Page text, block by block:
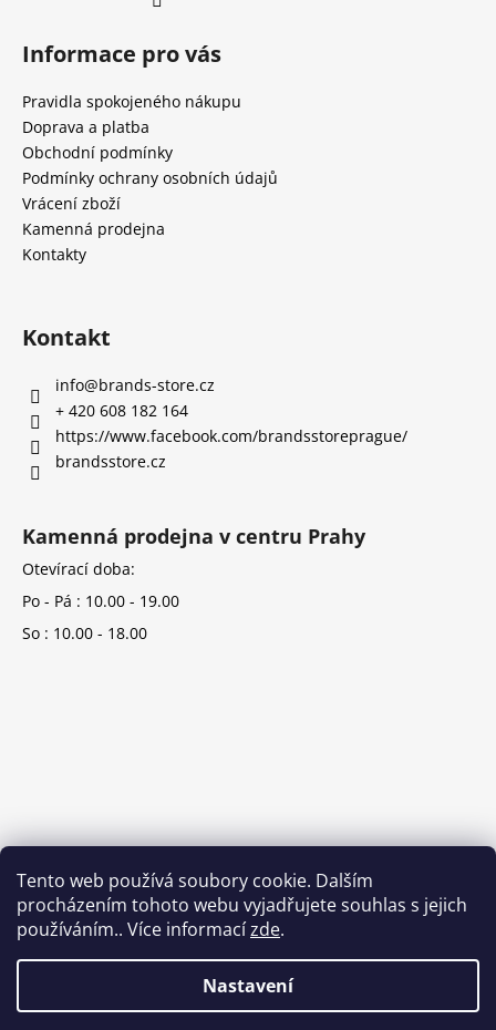
Tento web používá soubory cookie. Dalším
procházením tohoto webu vyjadřujete souhlas s jejich
používáním.. Více informacízde.
Nastavení
Informace pro vás
Pravidla spokojeného nákupu
Doprava a platba
Obchodní podmínky
Podmínky ochrany osobních údajů
Vrácení zboží
Kamenná prodejna
Kontakty
Kontakt
info@brands-store.cz
+ 420 608 182 164
https://www.facebook.com/brandsstoreprague/
brandsstore.cz
Kamenná prodejna v centru Prahy
Otevírací doba:
Po - Pá : 10.00 - 19.00
So : 10.00 - 18.00